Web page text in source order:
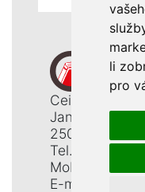
li
pro
Ceiba, s. r. o.
Jana Opletala
250 01
Tel.: +420 326
Mobil: +420
E-mail: